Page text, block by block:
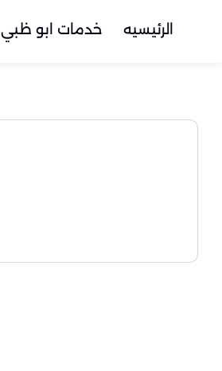
الرئيسيه خدمات ابو ظبي